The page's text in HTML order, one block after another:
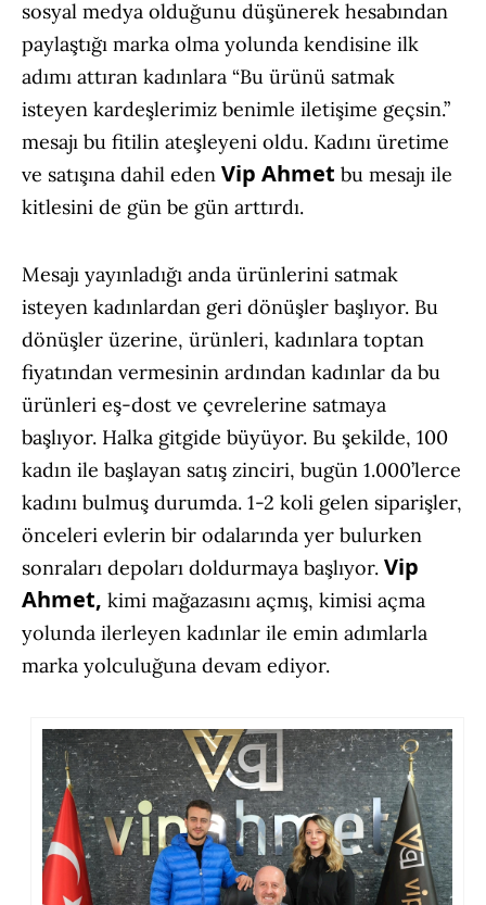
sosyal medya olduğunu düşünerek hesabından
paylaştığı marka olma yolunda kendisine ilk
adımı attıran kadınlara “Bu ürünü satmak
isteyen kardeşlerimiz benimle iletişime geçsin.”
mesajı bu fitilin ateşleyeni oldu. Kadını üretime
ve satışına dahil eden Vip Ahmet bu mesajı ile
kitlesini de gün be gün arttırdı.
Mesajı yayınladığı anda ürünlerini satmak
isteyen kadınlardan geri dönüşler başlıyor. Bu
dönüşler üzerine, ürünleri, kadınlara toptan
fiyatından vermesinin ardından kadınlar da bu
ürünleri eş-dost ve çevrelerine satmaya
başlıyor. Halka gitgide büyüyor. Bu şekilde, 100
kadın ile başlayan satış zinciri, bugün 1.000’lerce
kadını bulmuş durumda. 1-2 koli gelen siparişler,
önceleri evlerin bir odalarında yer bulurken
sonraları depoları doldurmaya başlıyor. Vip
Ahmet, kimi mağazasını açmış, kimisi açma
yolunda ilerleyen kadınlar ile emin adımlarla
marka yolculuğuna devam ediyor.